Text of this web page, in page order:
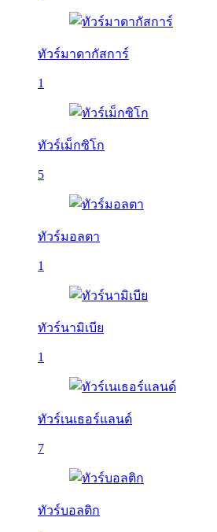
ทัวร์มาดากัสการ์
1
ทัวร์เม็กซิโก
5
ทัวร์มอลตา
1
ทัวร์นามิเบีย
1
ทัวร์เนเธอร์แลนด์
7
ทัวร์บอลติก